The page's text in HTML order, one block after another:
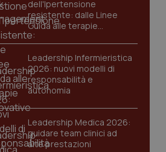
dell'Ipertensione
resistente: dalle Linee
Guida alle terapie
innovative
Leadership Infermieristica
2026: nuovi modelli di
responsabilità e
autonomia
Leadership Medica 2026:
guidare team clinici ad
alte prestazioni